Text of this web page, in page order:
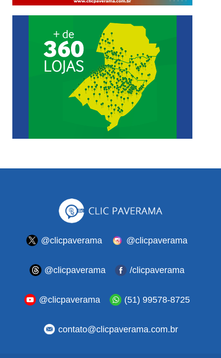
@clicpaverama @clicpaverama
@clicpaverama /clicpaverama
@clicpaverama (51) 99578-8725
contato@clicpaverama.com.br